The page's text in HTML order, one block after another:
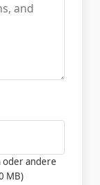
oder andere
MB)